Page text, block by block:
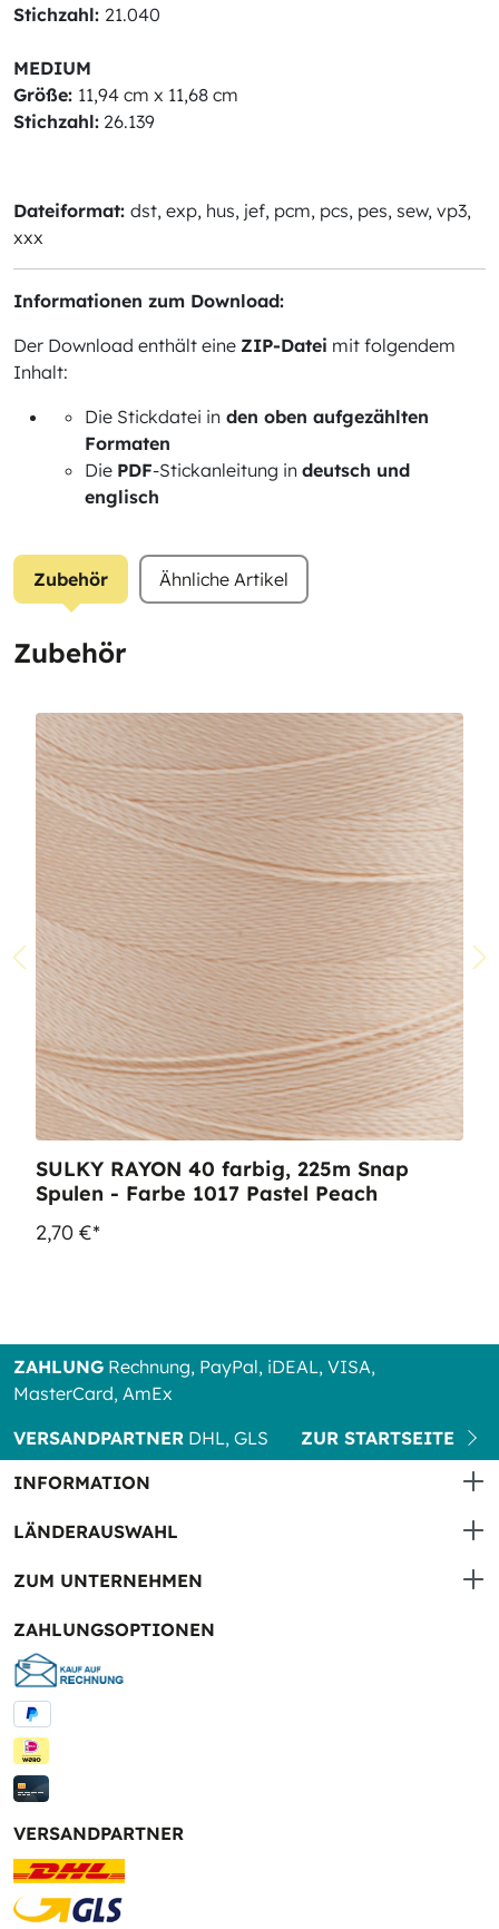
Stichzahl: 21.040
MEDIUM
Größe: 11,94 cm x 11,68 cm
Stichzahl: 26.139
Dateiformat: dst, exp, hus, jef, pcm, pcs, pes, sew, vp3,
xxx
Informationen zum Download:
Der Download enthält eine ZIP-Datei mit folgendem
Inhalt:
Die Stickdatei in den oben aufgezählten
Formaten
Die PDF-Stickanleitung in deutsch und
englisch
Zubehör Ähnliche Artikel
Zubehör
SULKY RAYON 40 farbig, 225m Snap
Spulen - Farbe 1017 Pastel Peach
2,70 €*
ZAHLUNG Rechnung, PayPal, iDEAL, VISA,
MasterCard, AmEx
VERSANDPARTNER DHL, GLS
ZUR STARTSEITE
INFORMATION
LÄNDERAUSWAHL
ZUM UNTERNEHMEN
ZAHLUNGSOPTIONEN
VERSANDPARTNER